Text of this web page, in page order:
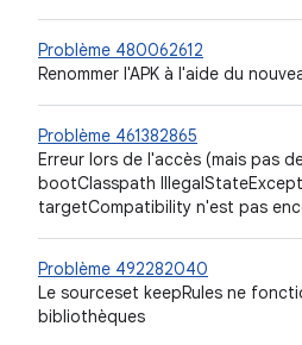
Problème 480062612
Renommer l'APK à l'aide du
Problème 461382865
Erreur lors de l'accès (mais pas
bootClasspath
targetCompatibility n'est pas
Problème 492282040
Le sourceset keepRules ne
bibliothèques